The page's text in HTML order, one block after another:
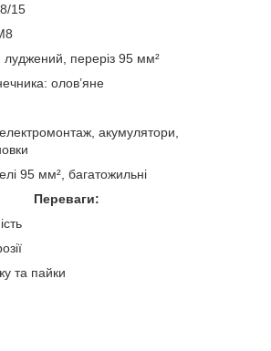
15
луджений, переріз 95 мм²
олов’яне
акумулятори,
95 мм², багатожильні
Переваги:
та пайки